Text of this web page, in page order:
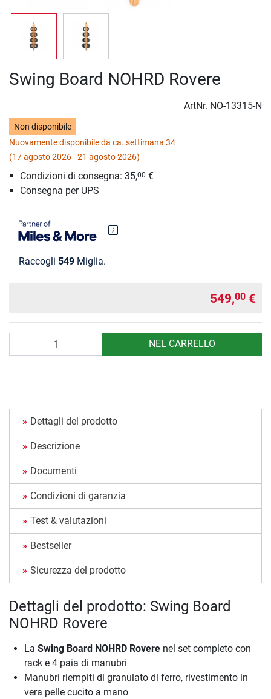
Swing Board NOHRD Rovere
ArtNr. NO-13315-N
Non disponibile
Nuovamente disponibile da ca. settimana 34
(17 agosto 2026 - 21 agosto 2026)
Condizioni di consegna: 35,00 €
Consegna per UPS
Raccogli 549 Miglia.
549,00 €
NEL CARRELLO
Dettagli del prodotto
Descrizione
Documenti
Condizioni di garanzia
Test & valutazioni
Bestseller
Sicurezza del prodotto
Dettagli del prodotto: Swing Board
NOHRD Rovere
La Swing Board NOHRD Rovere nel set completo con
rack e 4 paia di manubri
Manubri riempiti di granulato di ferro, rivestimento in
vera pelle cucito a mano